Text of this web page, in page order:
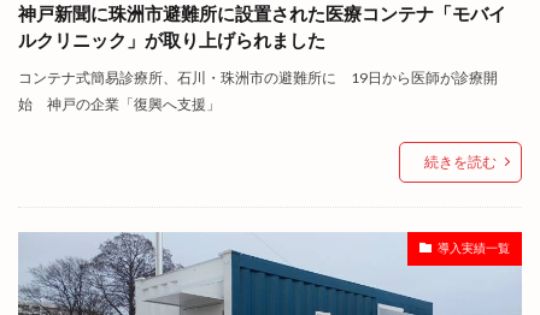
神戸新聞に珠洲市避難所に設置された医療コンテナ「モバイ
ルクリニック」が取り上げられました
コンテナ式簡易診療所、石川・珠洲市の避難所に 19日から医師が診療開
始 神戸の企業「復興へ支援」
続きを読む
導入実績一覧